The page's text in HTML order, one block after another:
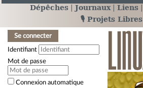
Dépêches Journaux Liens
🎙️ Projets Libres
Se connecter
Identifiant
Mot de passe
Connexion automatique